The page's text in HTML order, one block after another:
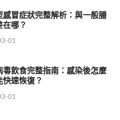
感冒症狀完整解析：與一般腸
在哪？
01
毒飲食完整指南：感染後怎麼
快速恢復？
01